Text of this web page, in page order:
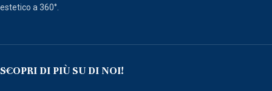
estetico a 360°.
SCOPRI DI PIÙ SU DI NOI!